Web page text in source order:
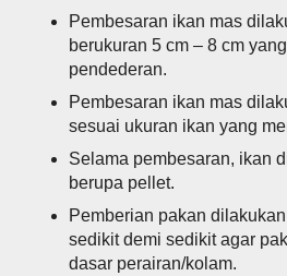
Pembesaran ikan mas
berukuran 5 cm – 8 cm
pendederan.
Pembesaran ikan mas
sesuai ukuran ikan yang
Selama pembesaran, ikan
berupa pellet.
Pemberian pakan
sedikit demi sedikit agar
dasar perairan/kolam.